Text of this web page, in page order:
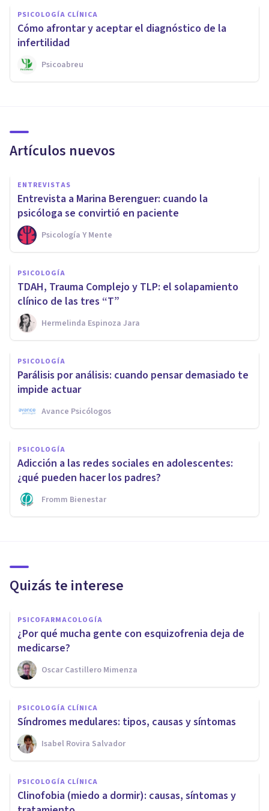
PSICOLOGÍA CLÍNICA
Cómo afrontar y aceptar el diagnóstico de la
infertilidad
Psicoabreu
Artículos nuevos
ENTREVISTAS
Entrevista a Marina Berenguer: cuando la
psicóloga se convirtió en paciente
Psicología Y Mente
PSICOLOGÍA
TDAH, Trauma Complejo y TLP: el solapamiento
clínico de las tres “T”
Hermelinda Espinoza Jara
PSICOLOGÍA
Parálisis por análisis: cuando pensar demasiado te
impide actuar
Avance Psicólogos
PSICOLOGÍA
Adicción a las redes sociales en adolescentes:
¿qué pueden hacer los padres?
Fromm Bienestar
Quizás te interese
PSICOFARMACOLOGÍA
¿Por qué mucha gente con esquizofrenia deja de
medicarse?
Oscar Castillero Mimenza
PSICOLOGÍA CLÍNICA
Síndromes medulares: tipos, causas y síntomas
Isabel Rovira Salvador
PSICOLOGÍA CLÍNICA
Clinofobia (miedo a dormir): causas, síntomas y